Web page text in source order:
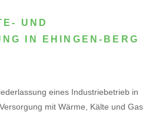
UND
IN EHINGEN-BERG
eines Industriebetrieb in
mit Wärme, Kälte und Gas